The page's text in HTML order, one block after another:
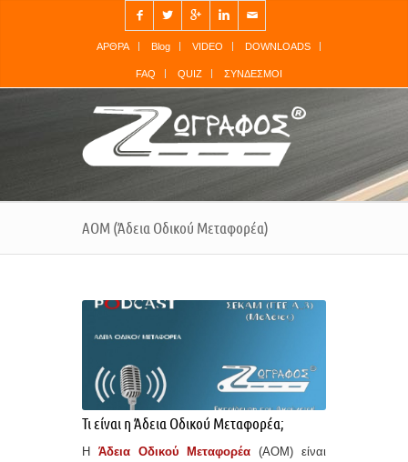
    ✉
ΑΡΘΡΑ Blog VIDEO DOWNLOADS
FAQ QUIZ ΣΥΝΔΕΣΜΟΙ
ΑΟΜ (Άδεια Οδικού Μεταφορέα)
Τι είναι η Άδεια Οδικού Μεταφορέα;
Η Άδεια Οδικού Μεταφορέα (ΑΟΜ) είναι